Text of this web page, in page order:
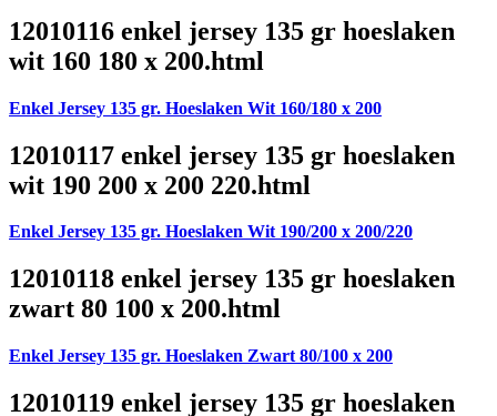
12010116 enkel jersey 135 gr hoeslaken
wit 160 180 x 200.html
Enkel Jersey 135 gr. Hoeslaken Wit 160/180 x 200
12010117 enkel jersey 135 gr hoeslaken
wit 190 200 x 200 220.html
Enkel Jersey 135 gr. Hoeslaken Wit 190/200 x 200/220
12010118 enkel jersey 135 gr hoeslaken
zwart 80 100 x 200.html
Enkel Jersey 135 gr. Hoeslaken Zwart 80/100 x 200
12010119 enkel jersey 135 gr hoeslaken